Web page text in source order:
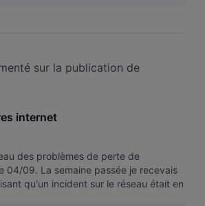
sur la publication de
internet
des problèmes de perte de
04/09. La semaine passée je recevais
qu'un incident sur le réseau était en